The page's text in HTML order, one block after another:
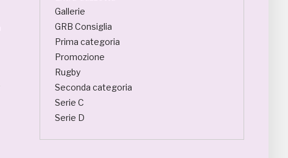
Gallerie
GRB Consiglia
Prima categoria
Promozione
Rugby
Seconda categoria
Serie C
Serie D